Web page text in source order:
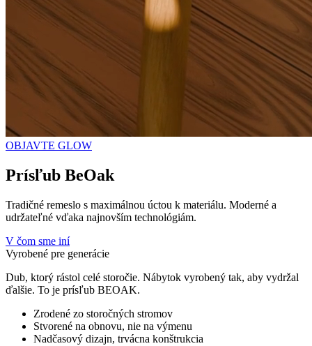
OBJAVTE GLOW
Prísľub BeOak
Tradičné remeslo s maximálnou úctou k materiálu. Moderné a
udržateľné vďaka najnovším technológiám.
V čom sme iní
Vyrobené pre generácie
Dub, ktorý rástol celé storočie. Nábytok vyrobený tak, aby vydržal
ďalšie. To je prísľub BEOAK.
Zrodené zo storočných stromov
Stvorené na obnovu, nie na výmenu
Nadčasový dizajn, trvácna konštrukcia